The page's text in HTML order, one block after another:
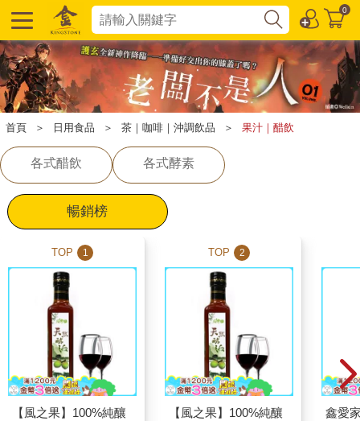
0
首頁 ＞ 日用食品 ＞ 茶｜咖啡｜沖調飲品 ＞ 果汁｜醋飲
各式醋飲 各式酵素
暢銷榜
TOP 1
【風之果】100%純釀
TOP 2
【風之果】100%純釀
鑫愛